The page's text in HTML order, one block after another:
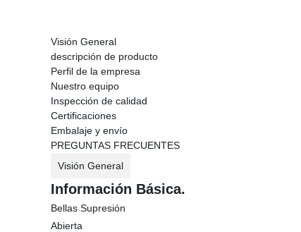
Visión General
descripción de producto
Perfil de la empresa
Nuestro equipo
Inspección de calidad
Certificaciones
Embalaje y envío
PREGUNTAS FRECUENTES
Visión General
Información Básica.
Bellas Supresión
Abierta